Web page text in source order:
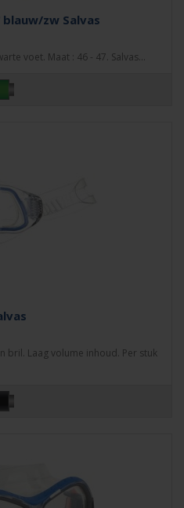
zw Salvas
voet. Maat : 46 - 47. Salvas...
bril. Laag volume inhoud. Per stuk